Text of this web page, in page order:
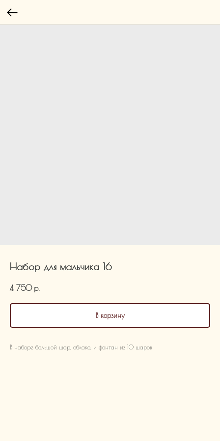
Набор для мальчика 16
4 750 р.
В корзину
В наборе большой шар, облако, и фонтан из 10 шаров